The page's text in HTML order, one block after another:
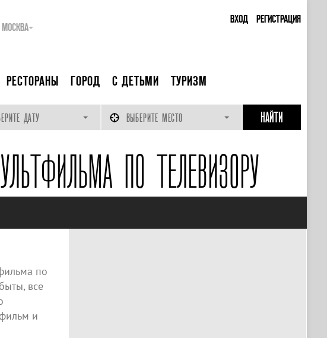
ВХОД РЕГИСТРАЦИЯ
МОСКВА
РЕСТОРАНЫ ГОРОД С ДЕТЬМИ ТУРИЗМ
ДАТУ ВЫБЕРИТЕ МЕСТО
ПО ТЕЛЕВИЗОРУ
по
все
и